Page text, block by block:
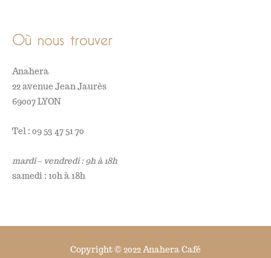
Où nous trouver
Anahera
22 avenue Jean Jaurès
69007 LYON
Tel : 09 53 47 51 70
mardi – vendredi : 9h à 18h
samedi : 10h à 18h
Copyright © 2022Anahera Café